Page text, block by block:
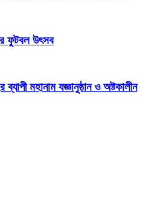
ফুটবল উৎসব
মহানাম যজ্ঞানুষ্ঠান ও অষ্টকালীন